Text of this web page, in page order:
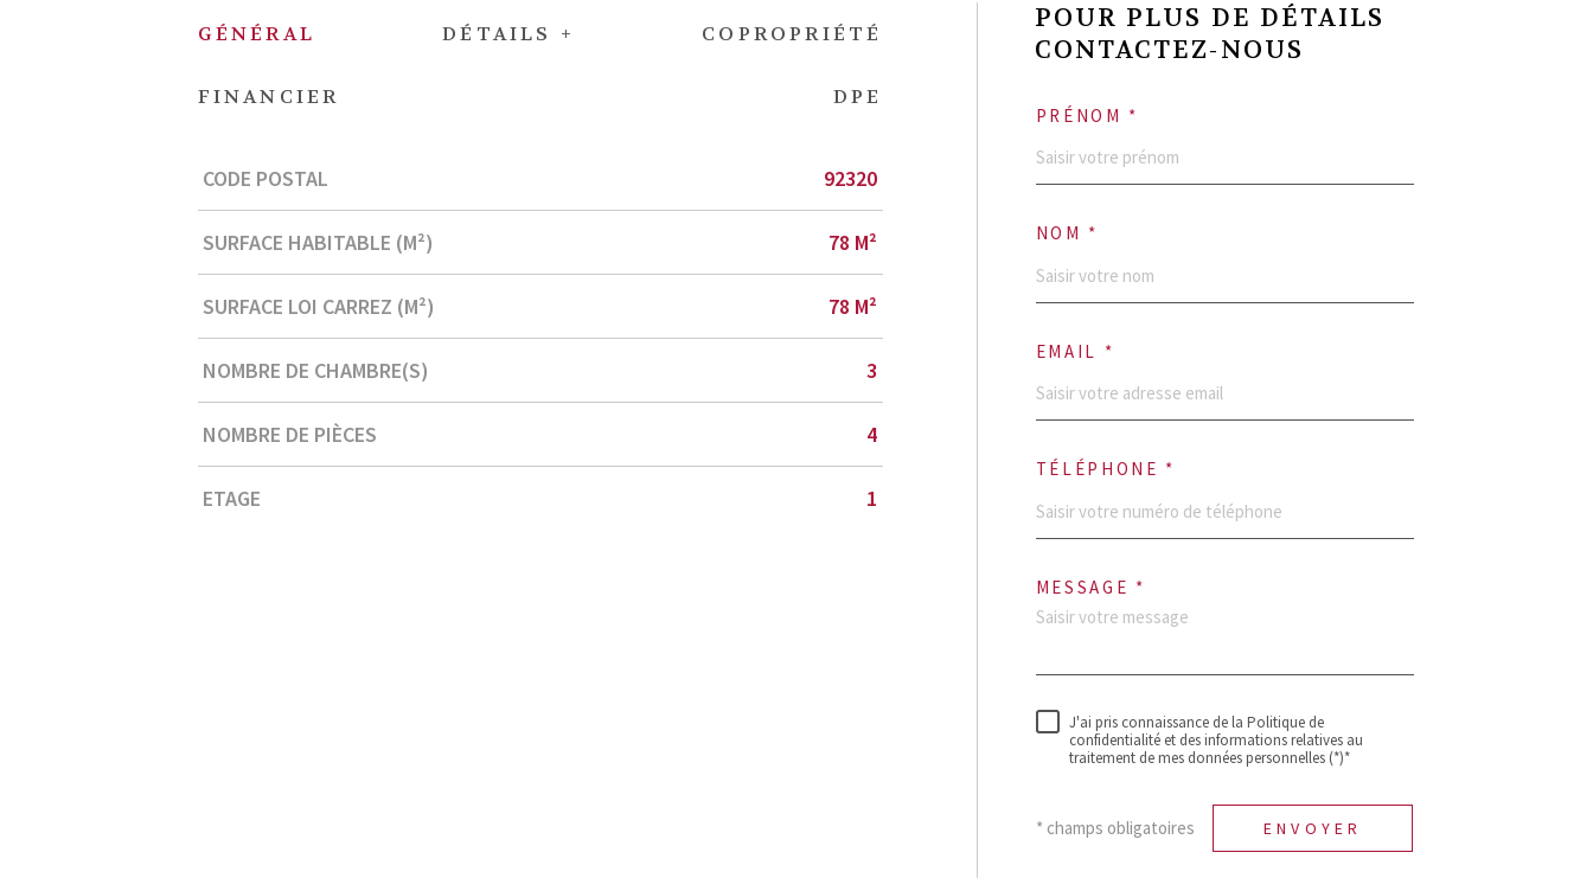
GÉNÉRAL DÉTAILS + COPROPRIÉTÉ
FINANCIER DPE
Caractérisque
CODE POSTAL 92320
SURFACE HABITABLE (M²) 78 M²
SURFACE LOI CARREZ (M²) 78 M²
NOMBRE DE CHAMBRE(S) 3
NOMBRE DE PIÈCES 4
ETAGE 1
POUR PLUS DE DÉTAILS
CONTACTEZ-NOUS
PRÉNOM *
NOM *
EMAIL *
TÉLÉPHONE *
MESSAGE *
J'ai pris connaissance de la Politique de
confidentialité et des informations relatives au
traitement de mes données personnelles (*)*
* champs obligatoires ENVOYER